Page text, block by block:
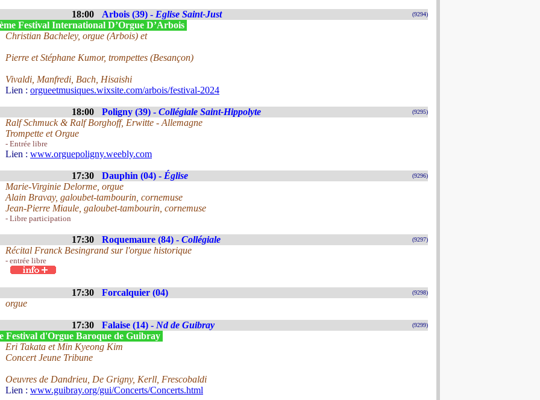
18:00 Arbois (39) - Eglise Saint-Just (9294)
Festival International D’Orgue D’Arbois
Christian Bacheley, orgue (Arbois) et
Pierre et Stéphane Kumor, trompettes (Besançon)
Vivaldi, Manfredi, Bach, Hisaishi
Lien : orgueetmusiques.wixsite.com/arbois/festival-2024
18:00 Poligny (39) - Collégiale Saint-Hippolyte (9295)
Ralf Schmuck & Ralf Borghoff, Erwitte - Allemagne
Trompette et Orgue
- Entrée libre
Lien : www.orguepoligny.weebly.com
17:30 Dauphin (04) - Église (9296)
Marie-Virginie Delorme, orgue
Alain Bravay, galoubet-tambourin, cornemuse
Jean-Pierre Miaule, galoubet-tambourin, cornemuse
- Libre participation
17:30 Roquemaure (84) - Collégiale (9297)
Récital Franck Besingrand sur l'orgue historique
- entrée libre
17:30 Forcalquier (04) (9298)
orgue
17:30 Falaise (14) - Nd de Guibray (9299)
Festival d'Orgue Baroque de Guibray
Eri Takata et Min Kyeong Kim
Concert Jeune Tribune
Oeuvres de Dandrieu, De Grigny, Kerll, Frescobaldi
Lien : www.guibray.org/gui/Concerts/Concerts.html